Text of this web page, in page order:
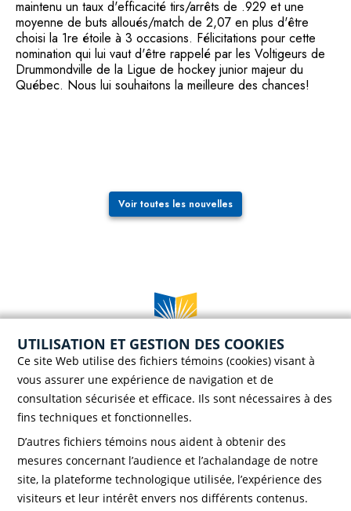
maintenu un taux d'efficacité tirs/arrêts de .929 et une
moyenne de buts alloués/match de 2,07 en plus d'être
choisi la 1re étoile à 3 occasions. Félicitations pour cette
nomination qui lui vaut d'être rappelé par les Voltigeurs de
Drummondville de la Ligue de hockey junior majeur du
Québec. Nous lui souhaitons la meilleure des chances!
Voir toutes les nouvelles
Case postale 786, 56 rue Saint-Henri
Rivière-du-Loup (Québec) G5R 3Z5
Téléphone :
418 862-8257
Télécopieur :418 862-8495
UTILISATION ET GESTION DES COOKIES
Ce site Web utilise des fichiers témoins (cookies) visant à
vous assurer une expérience de navigation et de
consultation sécurisée et efficace. Ils sont nécessaires à des
fins techniques et fonctionnelles.
D’autres fichiers témoins nous aident à obtenir des
mesures concernant l’audience et l’achalandage de notre
site, la plateforme technologique utilisée, l’expérience des
visiteurs et leur intérêt envers nos différents contenus.